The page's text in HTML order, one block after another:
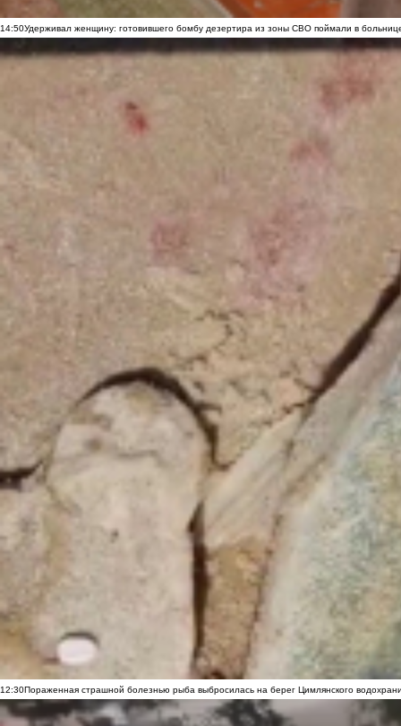
14:50Удерживал женщину: готовившего бомбу дезертира из зоны СВО поймали в
12:30Пораженная страшной болезнью рыба выбросилась на берег Цимлянского